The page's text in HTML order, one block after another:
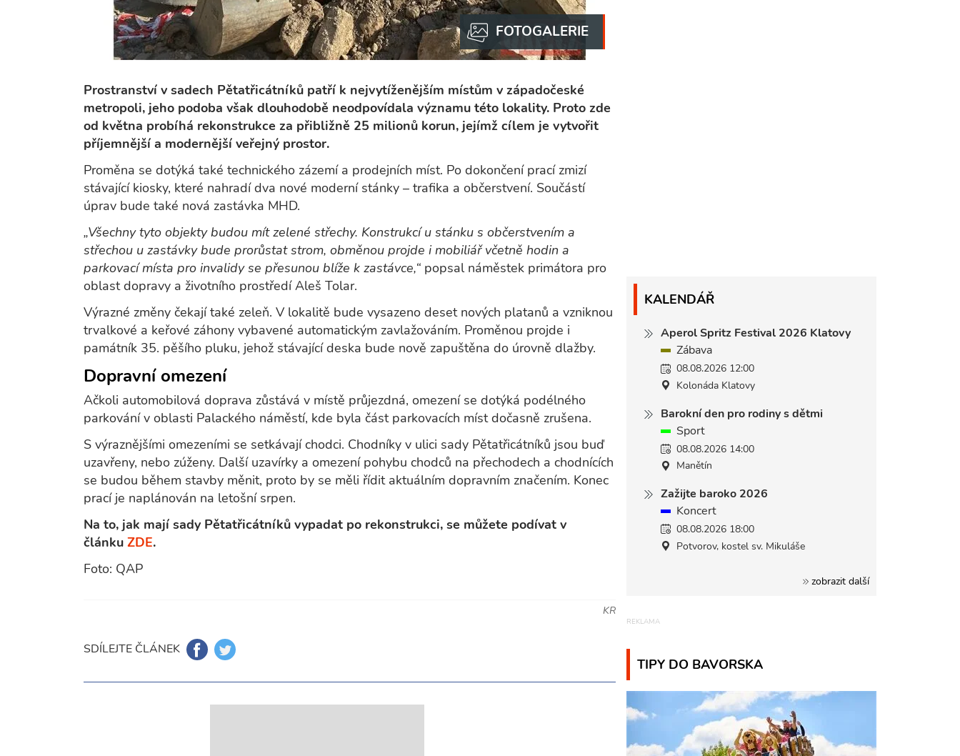
Prostranství v sadech Pětatřicátníků patří k nejvytíženějším místům v západočeské
metropoli, jeho podoba však dlouhodobě neodpovídala významu této lokality. Proto zde
od května probíhá rekonstrukce za přibližně 25 milionů korun, jejímž cílem je vytvořit
příjemnější a modernější veřejný prostor.
Proměna se dotýká také technického zázemí a prodejních míst. Po dokončení prací zmizí
stávající kiosky, které nahradí dva nové moderní stánky – trafika a občerstvení. Součástí
úprav bude také nová zastávka MHD.
„Všechny tyto objekty budou mít zelené střechy. Konstrukcí u stánku s občerstvením a
střechou u zastávky bude prorůstat strom, obměnou projde i mobiliář včetně hodin a
parkovací místa pro invalidy se přesunou blíže k zastávce,“ popsal náměstek primátora pro
oblast dopravy a životního prostředí Aleš Tolar.
Výrazné změny čekají také zeleň. V lokalitě bude vysazeno deset nových platanů a vzniknou
trvalkové a keřové záhony vybavené automatickým zavlažováním. Proměnou projde i
památník 35. pěšího pluku, jehož stávající deska bude nově zapuštěna do úrovně dlažby.
Dopravní omezení
Ačkoli automobilová doprava zůstává v místě průjezdná, omezení se dotýká podélného
parkování v oblasti Palackého náměstí, kde byla část parkovacích míst dočasně zrušena.
S výraznějšími omezeními se setkávají chodci. Chodníky v ulici sady Pětatřicátníků jsou buď
uzavřeny, nebo zúženy. Další uzavírky a omezení pohybu chodců na přechodech a chodnících
se budou během stavby měnit, proto by se měli řídit aktuálním dopravním značením. Konec
prací je naplánován na letošní srpen.
Na to, jak mají sady Pětatřicátníků vypadat po rekonstrukci, se můžete podívat v
článku ZDE.
Foto: QAP
KR
SDÍLEJTE ČLÁNEK
KALENDÁŘ
Aperol Spritz Festival 2026 Klatovy
Zábava
08.08.2026 12:00
Kolonáda Klatovy
Barokní den pro rodiny s dětmi
Sport
08.08.2026 14:00
Manětín
Zažijte baroko 2026
Koncert
08.08.2026 18:00
Potvorov, kostel sv. Mikuláše
zobrazit další
TIPY DO BAVORSKA